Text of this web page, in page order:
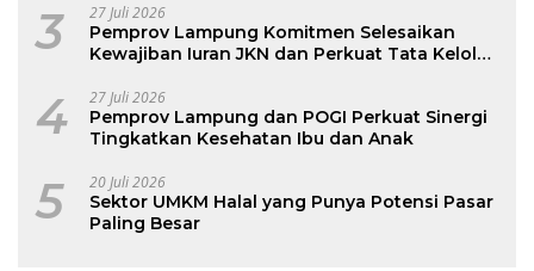
3 27 Juli 2026
Pemprov Lampung Komitmen Selesaikan
Kewajiban Iuran JKN dan Perkuat Tata Kelola
4 27 Juli 2026
Pemprov Lampung dan POGI Perkuat Sinergi
Tingkatkan Kesehatan Ibu dan Anak
5 20 Juli 2026
Sektor UMKM Halal yang Punya Potensi Pasar
Paling Besar